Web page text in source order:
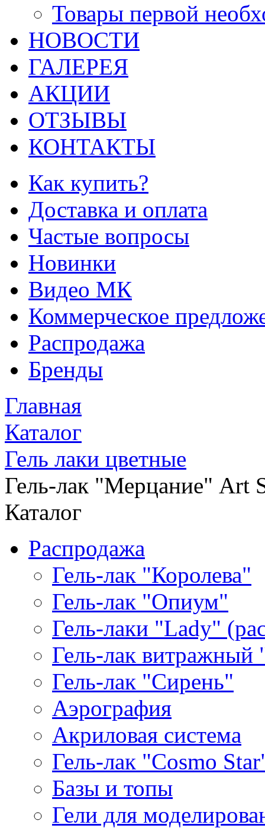
Товары первой
НОВОСТИ
ГАЛЕРЕЯ
АКЦИИ
ОТЗЫВЫ
КОНТАКТЫ
Как купить?
Доставка и оплата
Частые вопросы
Новинки
Видео МК
Коммерческое
Распродажа
Бренды
Главная
Каталог
Гель лаки цветные
Гель-лак "Мерцание" Art
Каталог
Распродажа
Гель-лак "Королева"
Гель-лак "Опиум"
Гель-лаки "Lady"
Гель-лак витражный
Гель-лак "Сирень"
Аэрография
Акриловая система
Гель-лак "Cosmo
Базы и топы
Гели для